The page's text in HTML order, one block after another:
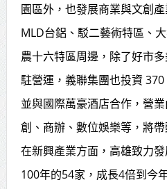
園區外，也發展商業與文創
MLD台鋁、駁二藝術特區、
農十六特區周邊，除了好市
駐營運，義聯集團也投資
並與國際萬豪酒店合作，營
創、商辦、數位娛樂等，將
在新興產業方面，高雄致力
100年的54家，成長4倍到今